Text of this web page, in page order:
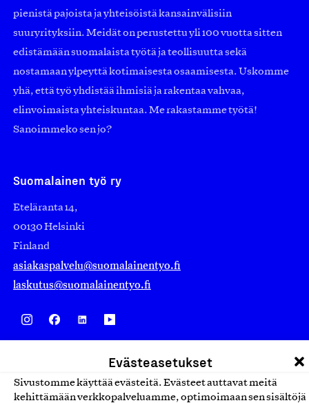
Evästeasetukset
Sivustomme käyttää evästeitä. Evästeet auttavat meitä
kehittämään verkkopalveluamme, optimoimaan sen sisältöjä
pienistä pajoista ja yhteisöistä kansainvälisiin
suuryrityksiin. Meidät on perustettu yli 100 vuotta sitten
edistämään suomalaista työtä ja teollisuutta sekä
nostamaan ylpeyttä kotimaisesta osaamisesta. Uskomme
yhä, että työ yhdistää ihmisiä ja rakentaa vahvaa,
elinvoimaista yhteiskuntaa. Me rakastamme työtä!
Sanoimmeko sen jo?
Suomalainen työ ry
Eteläranta 14,
00130 Helsinki
Finland
asiakaspalvelu@suomalainentyo.fi
laskutus@suomalainentyo.fi